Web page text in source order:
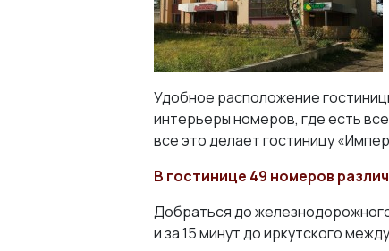
Удобное расположение
интерьеры номеров, где есть
все это делает гостиницу
В гостинице 49 номеров
Добраться до
и за 15 минут до иркутского